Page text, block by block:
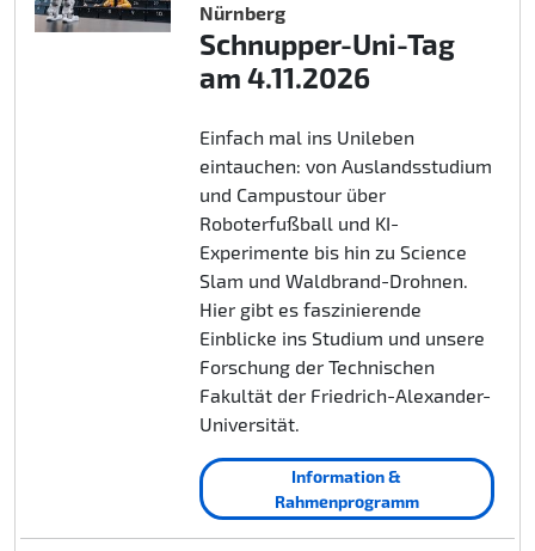
Nürnberg
Schnupper-Uni-Tag
am 4.11.2026
Einfach mal ins Unileben
eintauchen: von Auslandsstudium
und Campustour über
Roboterfußball und KI-
Experimente bis hin zu Science
Slam und Waldbrand-Drohnen.
Hier gibt es faszinierende
Einblicke ins Studium und unsere
Forschung der Technischen
Fakultät der Friedrich-Alexander-
Universität.
Information &
Rahmenprogramm